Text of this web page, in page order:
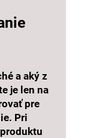
a aký z
je len na
pre
Pri